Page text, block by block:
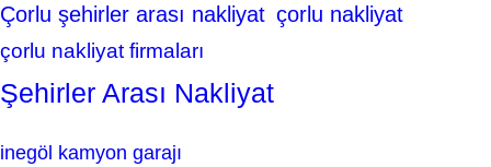
Çorlu şehirler arası nakliyat çorlu nakliyat
çorlu nakliyat firmaları
Şehirler Arası Nakliyat
inegöl kamyon garajı